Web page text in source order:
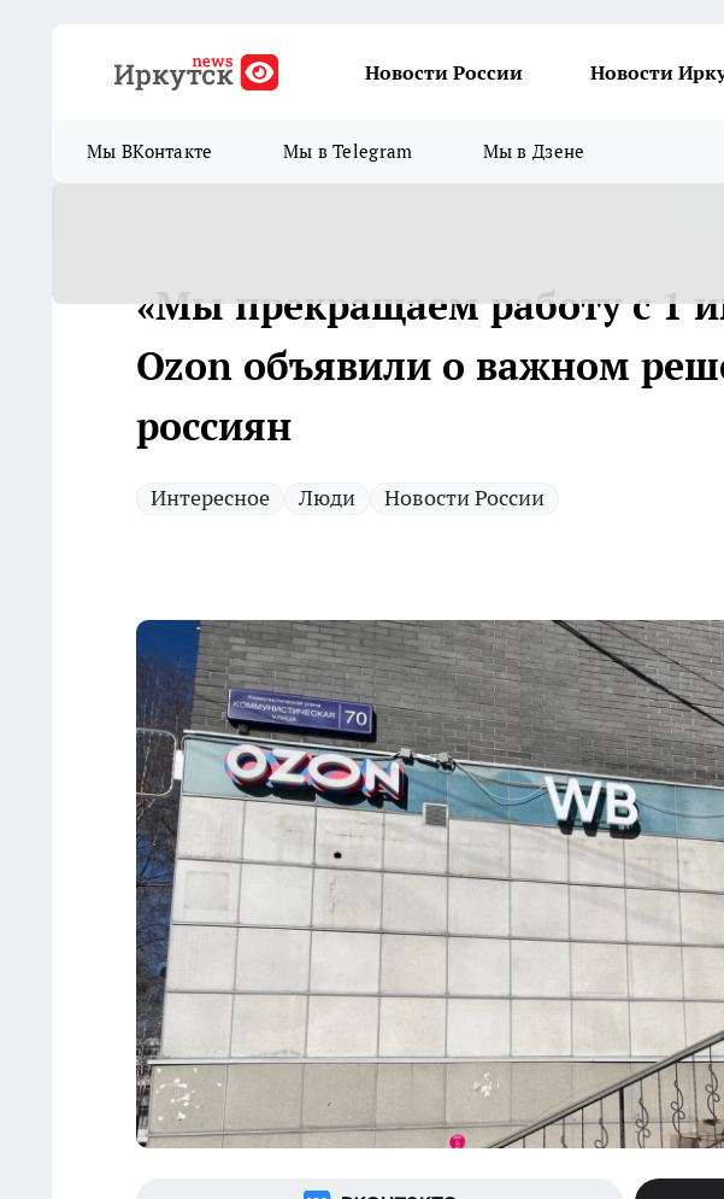
Новости России Новости
Мы ВКонтакте Мы в Telegram Мы в Дзене
«Мы прекращаем работу c 1
Ozon объявили о важном
россиян
Интересное Люди Новости России